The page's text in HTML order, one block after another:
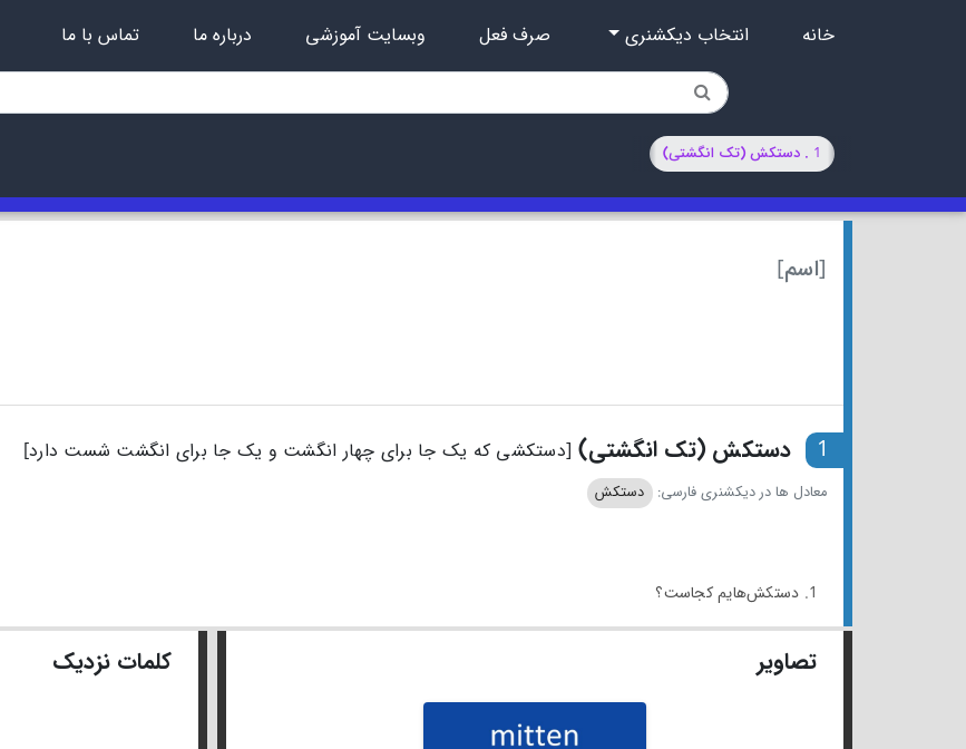
خانه انتخاب دیکشنری صرف فعل وبسایت آموزشی درباره ما تماس با ما
1 . دستکش (تک انگشتی)
[اسم]
1 دستکش (تک انگشتی) [دستکشی که یک جا برای چهار انگشت و یک جا برای انگشت شست دارد]
معادل ها در دیکشنری فارسی: دستکش
1. دستکش‌هایم کجاست؟
تصاویر کلمات نزدیک